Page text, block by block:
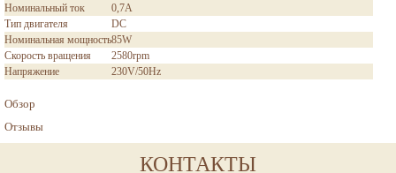
Номинальный ток
0,7A
Тип двигателя
DC
Номинальная мощность85W
Скорость вращения
2580rpm
Напряжение
230V/50Hz
Обзор
Отзывы
КОНТАКТЫ